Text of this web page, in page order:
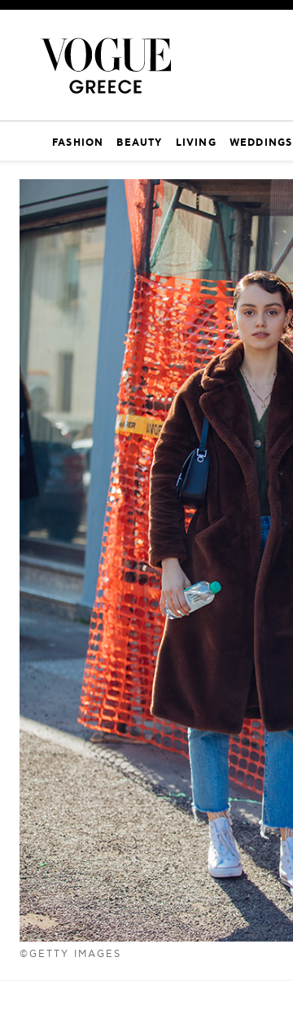
FASHION BEAUTY LIVING WEDDINGS
©GETTY IMAGES